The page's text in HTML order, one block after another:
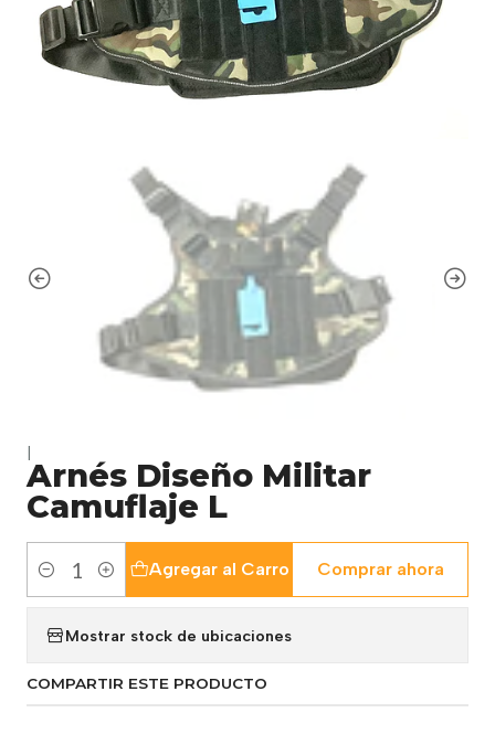
Arnés Diseño Militar
Camuflaje L
Cantidad
Agregar al Carro Comprar ahora
Mostrar stock de ubicaciones
COMPARTIR ESTE PRODUCTO